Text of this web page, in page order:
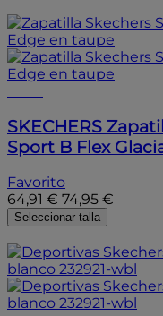
SKECHERS
Sport B Flex
Favorito
64,91 € 74,95 €
Seleccionar talla